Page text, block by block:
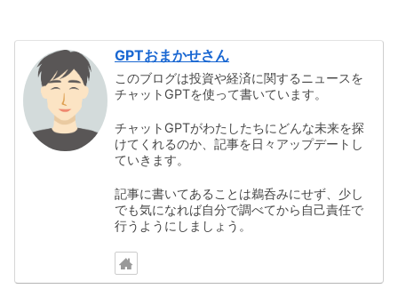
GPTおまかせさん
このブログは投資や経済に関するニュースを
チャットGPTを使って書いています。
チャットGPTがわたしたちにどんな未来を探
けてくれるのか、記事を日々アップデートし
ていきます。
記事に書いてあることは鵜呑みにせず、少し
でも気になれば自分で調べてから自己責任で
行うようにしましょう。